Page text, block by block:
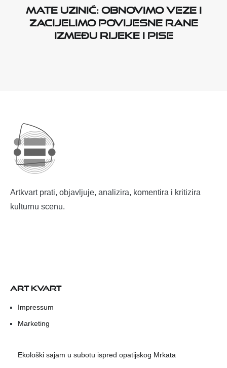
Mate Uzinić: Obnovimo veze i
zacijelimo povijesne rane
između Rijeke i Pise
Artkvart prati, objavljuje, analizira, komentira i kritizira
kulturnu scenu.
ART KVART
Impressum
Marketing
Ekološki sajam u subotu ispred opatijskog Mrkata